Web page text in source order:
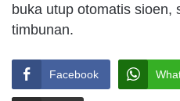
buka utup otomatis sioen,
timbunan.
Facebook